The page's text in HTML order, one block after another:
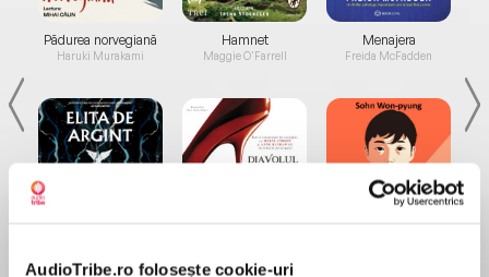
AudioTribe.ro folosește cookie-uri
Pădurea norvegiană
Haruki Murakami
Hamnet
Maggie O'Farrell
Menajera
Freida McFadden